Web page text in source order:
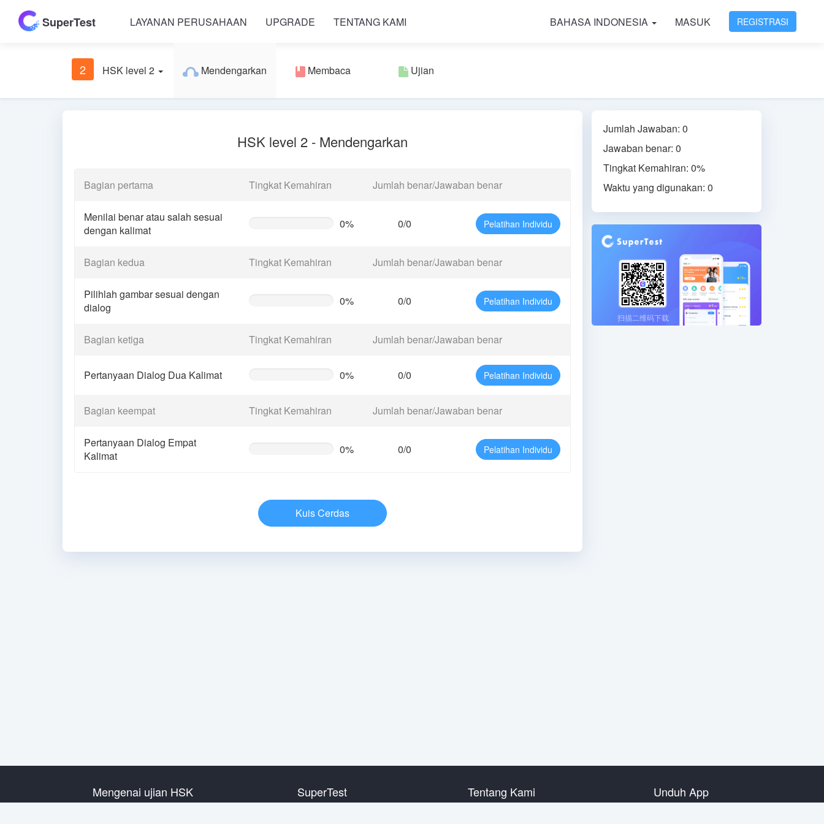
SuperTest LAYANAN PERUSAHAAN UPGRADE TENTANG KAMI BAHASA INDONESIA MASUK REGISTRASI
2 HSK level 2 Mendengarkan Membaca Ujian
HSK level 2 - Mendengarkan
Bagian pertama Tingkat Kemahiran Jumlah benar/Jawaban benar
Menilai benar atau salah sesuai
dengan kalimat
0% 0/0 Pelatihan Individu
Bagian kedua Tingkat Kemahiran Jumlah benar/Jawaban benar
Pilihlah gambar sesuai dengan
dialog
0% 0/0 Pelatihan Individu
Bagian ketiga Tingkat Kemahiran Jumlah benar/Jawaban benar
Pertanyaan Dialog Dua Kalimat 0% 0/0 Pelatihan Individu
Bagian keempat Tingkat Kemahiran Jumlah benar/Jawaban benar
Pertanyaan Dialog Empat
Kalimat
0% 0/0 Pelatihan Individu
Kuis Cerdas
Jumlah Jawaban: 0
Jawaban benar: 0
Tingkat Kemahiran: 0%
Waktu yang digunakan: 0
扫描二维码下载
Mengenai ujian HSK SuperTest Tentang Kami Unduh App